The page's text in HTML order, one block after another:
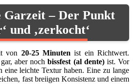
Garzeit – Der Punkt
und ‚zerkocht‘
von 20-25 Minuten ist ein Richtwert.
aber nochbissfest (al dente)ist. Vor
leichte Textur haben. Eine zu lange
fast breiigen Konsistenz und einem